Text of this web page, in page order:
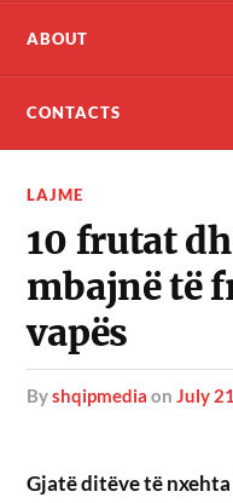
ABOUT
CONTACTS
LAJME
10 frutat
mbajnë të
vapës
byshqipmedia onJuly
Gjatë ditëve të